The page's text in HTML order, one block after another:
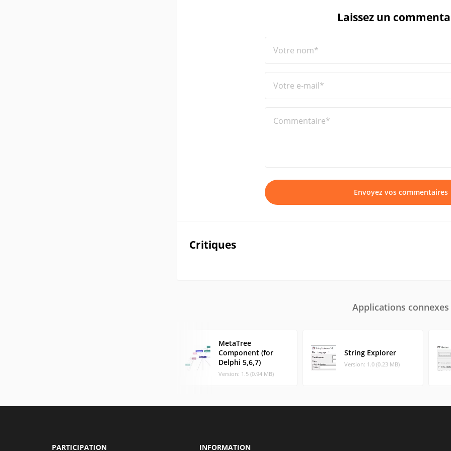
Laissez un
Votre nom*
Votre e-mail*
Commentaire*
Envoyez vos commentaires
Critiques
Applications connexes
MetaTree
Component (for
Delphi 5,6,7)
Version: 1.5 (0.94 MB)
String Explorer
Version: 1.0 (0.23 MB)
PARTICIPATION INFORMATION